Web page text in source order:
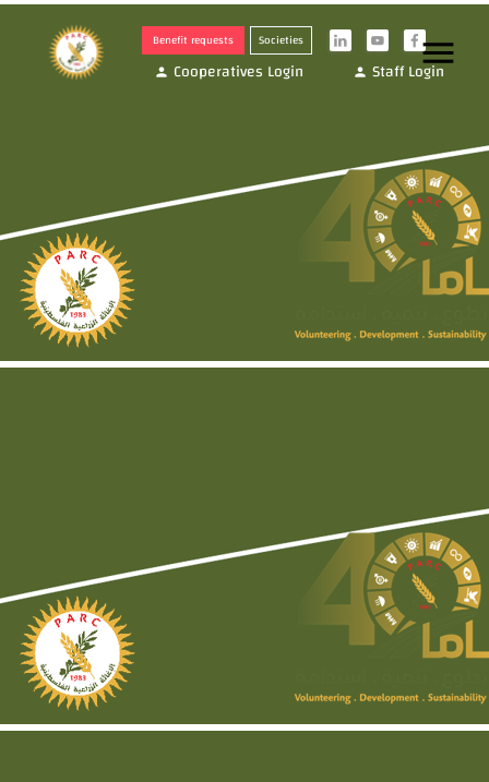
Benefit requests Societies i y f
person Cooperatives Login person Staff Login
menu